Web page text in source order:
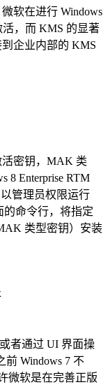
软在进行 Windows
活，而 KMS 的显著
企业内部的 KMS
密钥，MAK 类
8 Enterprise RTM
管理员权限运行
的命令行，将指定
类型密钥）安装
者通过 UI 界面操
前 Windows 7 不
微软是在完善正版